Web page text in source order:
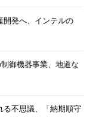
開発へ、インテルの
御機器事業、地道な
る不思議、「納期順守